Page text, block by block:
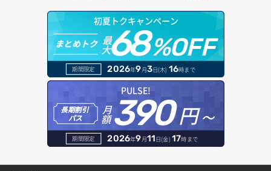
ボリュームアタッチ
ボリュームデタッチ
ヘルスモニタ一覧取得
ヘルスモニタ作成
ヘルスモニタ削除
ヘルスモニタ更新
ヘルスモニタ詳細取得
オブジェクトダウンロード
オブジェクトバージョン管理
オブジェクト一覧取得
オブジェクト削除
オブジェクト削除予約
オブジェクト複製
ドメイン情報登録
ドメイン詳細取得
レコード一覧取得
レコード作成
レコード更新
初夏トクキャンペーン
まとめトク 最
大68%OFF
期間限定 2026年9月3日(木) 16時まで
PULSE!
長期割引
パス
月
額390円～
期間限定 2026年9月11日(金) 17時まで